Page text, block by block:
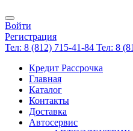
Войти
Регистрация
Тел: 8 (812) 715-41-84 Тел: 8
Кредит Рассрочка
Главная
Каталог
Контакты
Доставка
Автосервис